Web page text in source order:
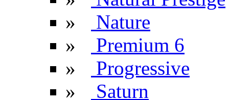
»
Nature
»
Premium 6
»
Progressive
»
Saturn